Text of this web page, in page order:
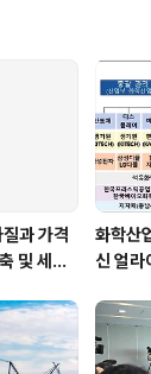
는 전년 동기 대비 각각
연가스 소비 및 증가율
학, 비철금속업 등에서
단지에 직공급한 물량 등
) 가스(천연가스+도시
과 가격
및 세제
화학산
신 얼라